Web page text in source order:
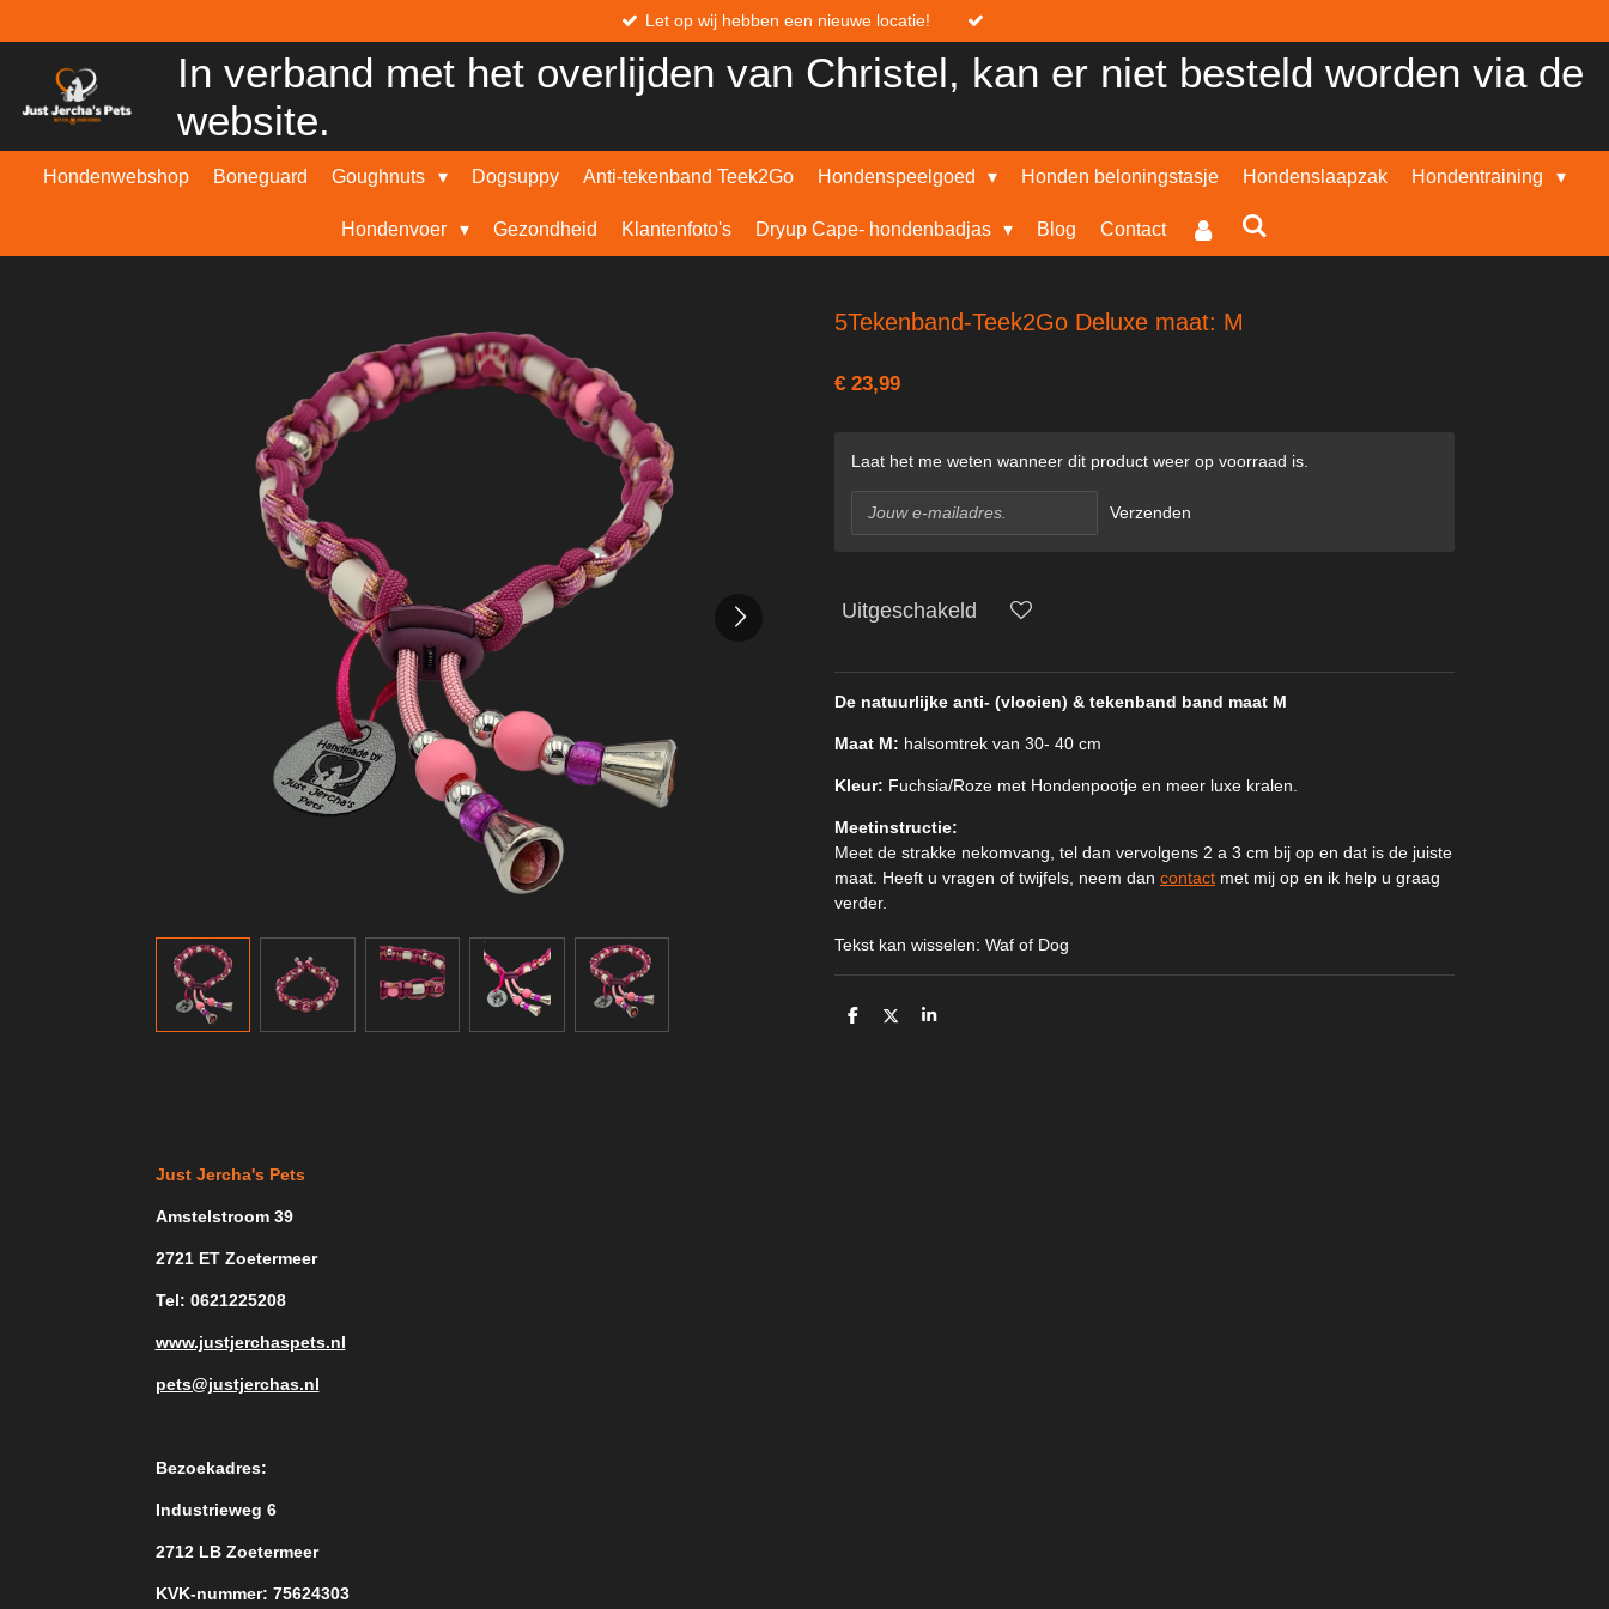
direct
hoofdinhoud
Let op wij hebben een nieuwe locatie!
In verband met het overlijden van Christel, kan er niet besteld worden via de
website.
Hondenwebshop Boneguard Goughnuts Dogsuppy Anti-tekenband Teek2Go Hondenspeelgoed Honden beloningstasje Hondenslaapzak Hondentraining
Hondenvoer Gezondheid Klantenfoto's Dryup Cape- hondenbadjas Blog Contact
5Tekenband-Teek2Go Deluxe maat: M
€ 23,99
Laat het me weten wanneer dit product weer op voorraad is.
Verzenden
Uitgeschakeld
De natuurlijke anti- (vlooien) & tekenband band maat M
Maat M: halsomtrek van 30- 40 cm
Kleur: Fuchsia/Roze met Hondenpootje en meer luxe kralen.
Meetinstructie:
Meet de strakke nekomvang, tel dan vervolgens 2 a 3 cm bij op en dat is de juiste
maat. Heeft u vragen of twijfels, neem dan contact met mij op en ik help u graag
verder.
Tekst kan wisselen: Waf of Dog
D
D
S
Just Jercha's Pets
Amstelstroom 39
2721 ET Zoetermeer
Tel: 0621225208
www.justjerchaspets.nl
pets@justjerchas.nl
Bezoekadres:
Industrieweg 6
2712 LB Zoetermeer
KVK-nummer: 75624303